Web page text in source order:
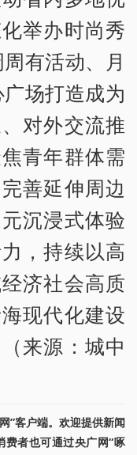
举办时尚秀
有活动、月
场打造成为
对外交流推
青年群体需
善延伸周边
沉浸式体验
，持续以高
济社会高质
现代化建设
来源：城中
”客户端。欢迎提供新闻
者也可通过央广网“啄